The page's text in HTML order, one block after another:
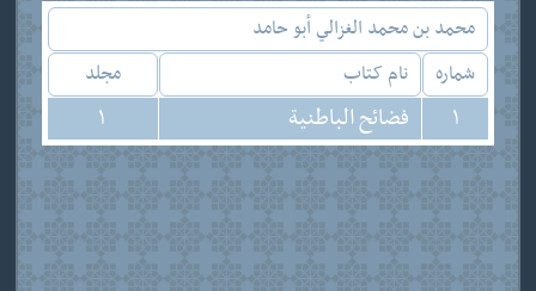
محمد بن محمد الغزالي أبو حامد
شماره
نام کتاب مجلد
1 فضائح الباطنية 1